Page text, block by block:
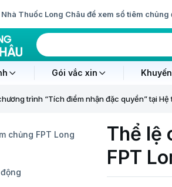
Thuốc Long Châu để xem sổ tiêm chủng
Gói vắc xin
trình “Tích điểm nhận đặc quyền” tại
chủng FPT Long
Thể lệ
FPT